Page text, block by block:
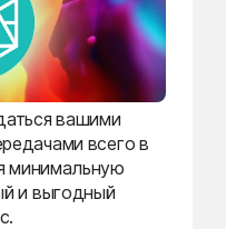
вашими
всего в
минимальную
и выгодный